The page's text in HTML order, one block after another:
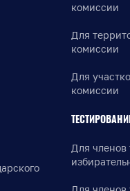
комиссии
Для
комиссии
Для
комиссии
Для членов